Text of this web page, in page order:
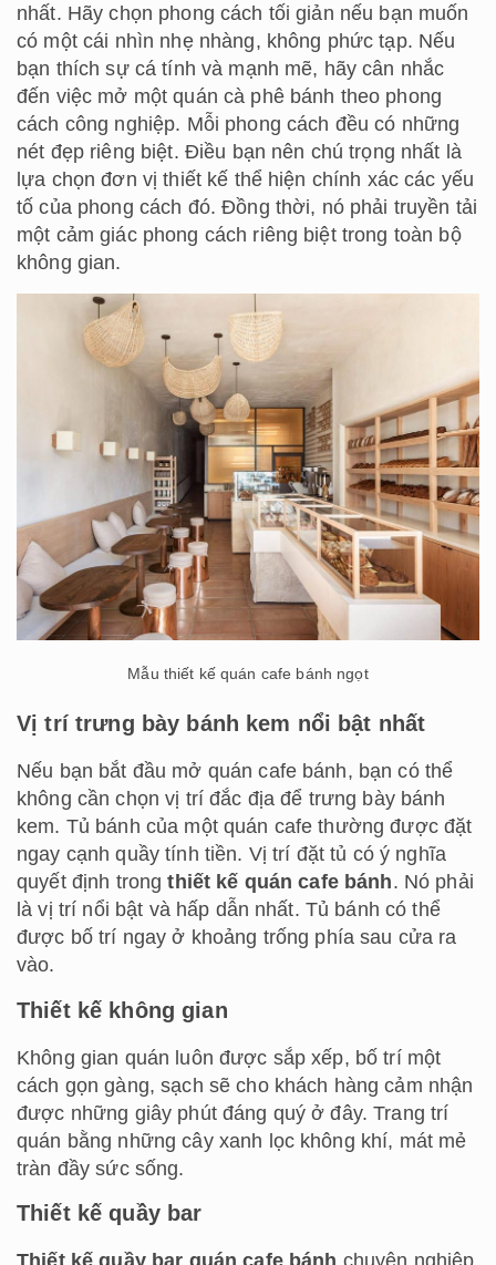
nhất. Hãy chọn phong cách tối giản nếu bạn muốn
có một cái nhìn nhẹ nhàng, không phức tạp. Nếu
bạn thích sự cá tính và mạnh mẽ, hãy cân nhắc
đến việc mở một quán cà phê bánh theo phong
cách công nghiệp. Mỗi phong cách đều có những
nét đẹp riêng biệt. Điều bạn nên chú trọng nhất là
lựa chọn đơn vị thiết kế thể hiện chính xác các yếu
tố của phong cách đó. Đồng thời, nó phải truyền tải
một cảm giác phong cách riêng biệt trong toàn bộ
không gian.
Mẫu thiết kế quán cafe bánh ngọt
Vị trí trưng bày bánh kem nổi bật nhất
Nếu bạn bắt đầu mở quán cafe bánh, bạn có thể
không cần chọn vị trí đắc địa để trưng bày bánh
kem. Tủ bánh của một quán cafe thường được đặt
ngay cạnh quầy tính tiền. Vị trí đặt tủ có ý nghĩa
quyết định trongthiết kế quán cafe bánh. Nó phải
là vị trí nổi bật và hấp dẫn nhất. Tủ bánh có thể
được bố trí ngay ở khoảng trống phía sau cửa ra
vào.
Thiết kế không gian
Không gian quán luôn được sắp xếp, bố trí một
cách gọn gàng, sạch sẽ cho khách hàng cảm nhận
được những giây phút đáng quý ở đây. Trang trí
quán bằng những cây xanh lọc không khí, mát mẻ
tràn đầy sức sống.
Thiết kế quầy bar
Thiết kế quầy bar quán cafe bánh chuyên nghiệp